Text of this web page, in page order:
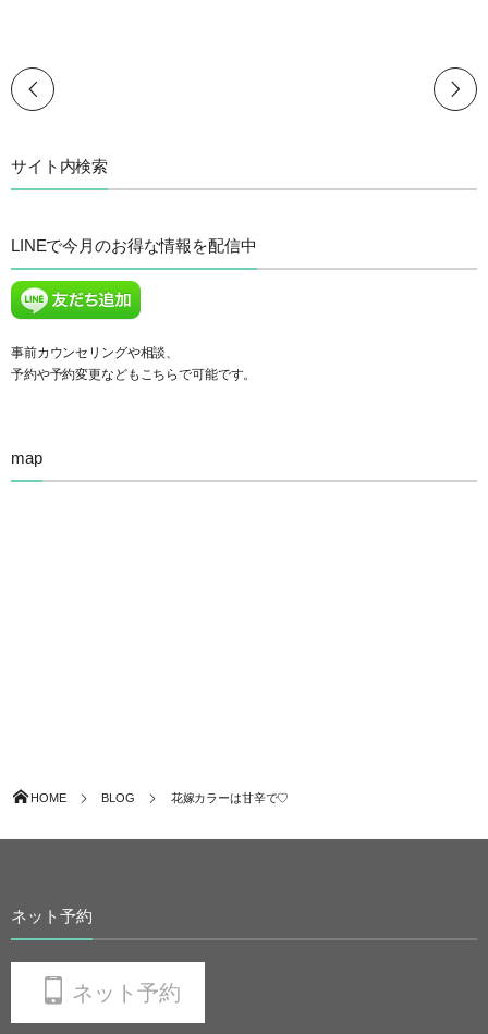
サイト内検索
LINEで今月のお得な情報を配信中
事前カウンセリングや相談、
予約や予約変更などもこちらで可能です。
map
HOME BLOG 花嫁カラーは甘辛で♡
ネット予約
ネット予約